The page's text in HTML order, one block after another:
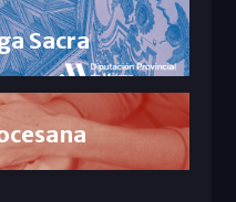
Sacra